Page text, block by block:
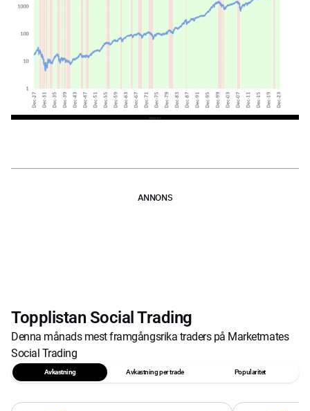
ANNONS
Topplistan Social Trading
Denna månads mest framgångsrika traders på Marketmates
Social Trading
Avkastning Avkastning per trade Popularitet